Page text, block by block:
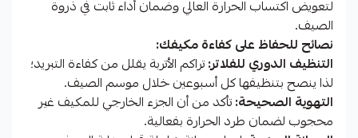
لتعويض اكتساب الحرارة العالي وضمان أداء ثابت في ذروة
الصيف.
نصائح للحفاظ على كفاءة مكيفك:
التنظيف الدوري للفلاتر:تراكم الأتربة يقلل من كفاءة التبريد؛
لذا ينصح بتنظيفها كل أسبوعين خلال موسم الصيف.
التهوية الصحيحة:تأكد من أن الجزء الخارجي للمكيف غير
محجوب لضمان طرد الحرارة بفعالية.